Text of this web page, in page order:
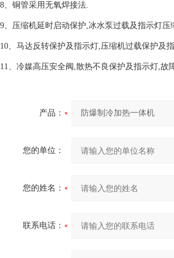
8、铜管采用无氧焊接法.
9、压缩机延时启动保护,冰水泵过载及指示灯压
10、马达反转保护及指示灯,压缩机过载保护及
11、冷媒高压安全阀,散热不良保护及指示灯,故
产品：
您的单位：
您的姓名：
联系电话：